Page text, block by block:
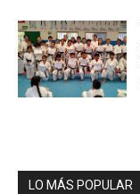
LO MÁS POPULAR